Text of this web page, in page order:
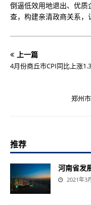
倒逼低效用地退出、优
查，构建亲清政商关系，
上一篇
4月份商丘市CPI同比上涨
郑州
推荐
河南省发
2021年3